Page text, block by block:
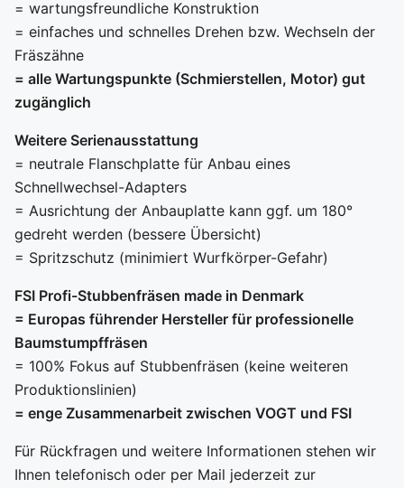
= wartungsfreundliche Konstruktion
= einfaches und schnelles Drehen bzw. Wechseln der
Fräszähne
= alle Wartungspunkte (Schmierstellen, Motor) gut
zugänglich
Weitere Serienausstattung
= neutrale Flanschplatte für Anbau eines
Schnellwechsel-Adapters
= Ausrichtung der Anbauplatte kann ggf. um 180°
gedreht werden (bessere Übersicht)
= Spritzschutz (minimiert Wurfkörper-Gefahr)
FSI Profi-Stubbenfräsen made in Denmark
= Europas führender Hersteller für professionelle
Baumstumpffräsen
= 100% Fokus auf Stubbenfräsen (keine weiteren
Produktionslinien)
= enge Zusammenarbeit zwischen VOGT und FSI
Für Rückfragen und weitere Informationen stehen wir
Ihnen telefonisch oder per Mail jederzeit zur